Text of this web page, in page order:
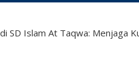
SD Islam At Taqwa: Menjaga